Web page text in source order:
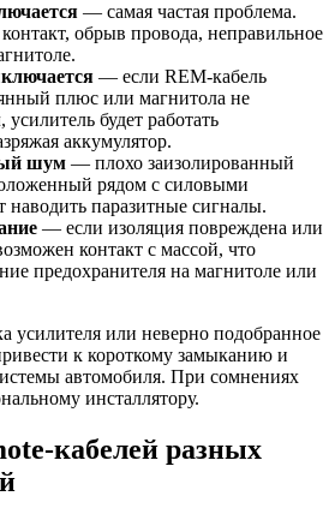
— самая частая проблема.
обрыв провода, неправильное
— если REM-кабель
плюс или магнитола не
усилитель будет работать
аккумулятор.
шум — плохо заизолированный
рядом с силовыми
паразитные сигналы.
— если изоляция повреждена или
контакт с массой, что
предохранителя на магнитоле или
усилителя или неверно подобранное
к короткому замыканию и
автомобиля. При сомнениях
инсталлятору.
кабелей разных